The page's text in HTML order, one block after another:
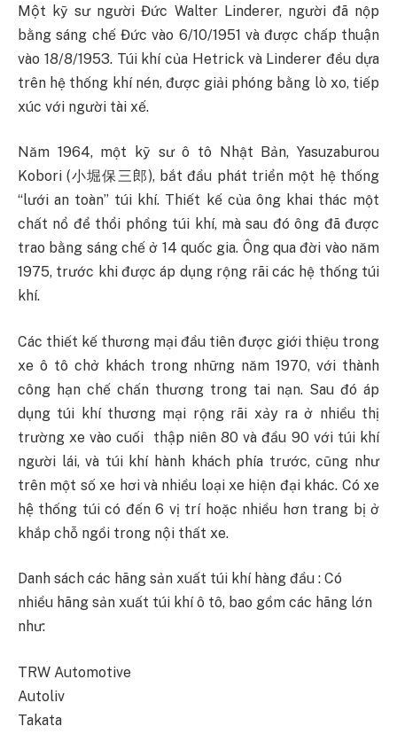
Một kỹ sư người Đức Walter Linderer, người đã nộp
bằng sáng chế Đức vào 6/10/1951 và được chấp thuận
vào 18/8/1953. Túi khí của Hetrick và Linderer đều dựa
trên hệ thống khí nén, được giải phóng bằng lò xo, tiếp
xúc với người tài xế.
Năm 1964, một kỹ sư ô tô Nhật Bản, Yasuzaburou
Kobori (小堀保三郎), bắt đầu phát triển một hệ thống
“lưới an toàn” túi khí. Thiết kế của ông khai thác một
chất nổ để thổi phồng túi khí, mà sau đó ông đã được
trao bằng sáng chế ở 14 quốc gia. Ông qua đời vào năm
1975, trước khi được áp dụng rộng rãi các hệ thống túi
khí.
Các thiết kế thương mại đầu tiên được giới thiệu trong
xe ô tô chở khách trong những năm 1970, với thành
công hạn chế chấn thương trong tai nạn. Sau đó áp
dụng túi khí thương mại rộng rãi xảy ra ở nhiều thị
trường xe vào cuối thập niên 80 và đầu 90 với túi khí
người lái, và túi khí hành khách phía trước, cũng như
trên một số xe hơi và nhiều loại xe hiện đại khác. Có xe
hệ thống túi có đến 6 vị trí hoặc nhiều hơn trang bị ở
khắp chỗ ngồi trong nội thất xe.
Danh sách các hãng sản xuất túi khí hàng đầu : Có
nhiều hãng sản xuất túi khí ô tô, bao gồm các hãng lớn
như:
TRW Automotive
Autoliv
Takata